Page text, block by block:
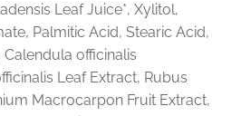
Leaf Juice*, Xylitol,
Palmitic Acid, Stearic Acid,
officinalis
Leaf Extract, Rubus
Macrocarpon Fruit Extract,